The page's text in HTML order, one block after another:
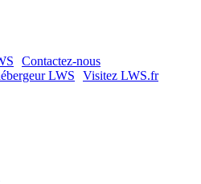
Contactez-nous
Visitez LWS.fr